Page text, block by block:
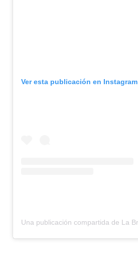
Ver esta publicación en Instagram